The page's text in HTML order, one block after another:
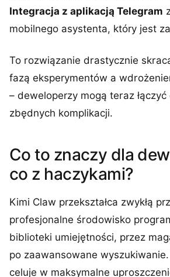
Integracja z aplikacją Telegram
mobilnego asystenta, który jest
To rozwiązanie drastycznie
fazą eksperymentów a
– deweloperzy mogą teraz
zbędnych komplikacji.
Co to znaczy dla
co z haczykami?
Kimi Claw przekształca zwykłą
profesjonalne środowisko
biblioteki umiejętności, przez
po zaawansowane
celuje w maksymalne